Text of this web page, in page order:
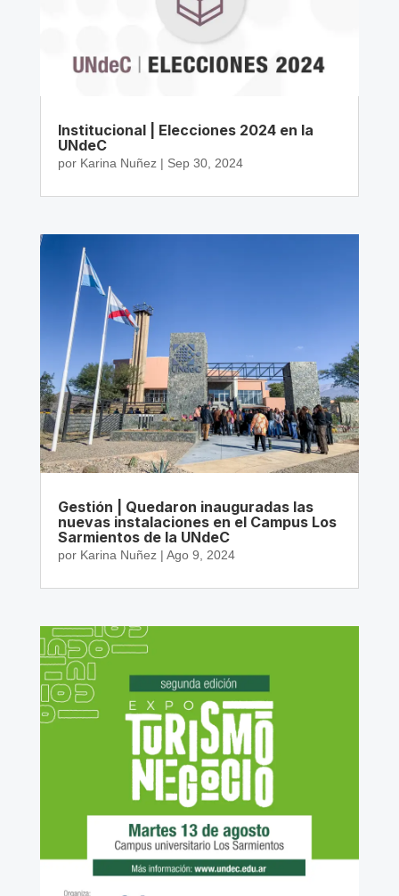
Institucional | Elecciones 2024 en la
UNdeC
por Karina Nuñez| Sep 30, 2024
Gestión | Quedaron inauguradas las
nuevas instalaciones en el Campus Los
Sarmientos de la UNdeC
por Karina Nuñez| Ago 9, 2024